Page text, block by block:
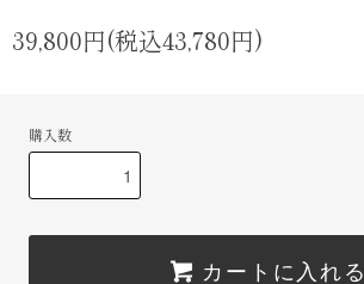
39,800円(税込43,780円)
購入数
カートに入れる